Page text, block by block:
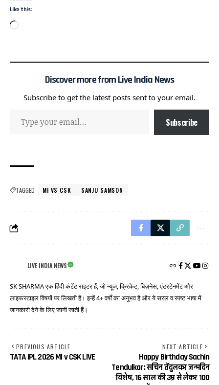
Like this:
Discover more from Live India News
Subscribe to get the latest posts sent to your email.
Subscribe
TAGGED: MI VS CSK SANJU SAMSON
LIVE INDIA NEWS
SK SHARMA एक हिंदी कंटेंट राइटर हैं, जो न्यूज, क्रिकेट, बिज़नेस, एंटरटेनमेंट और
लाइफस्टाइल विषयों पर लिखती हैं। इन्हें 4+ वर्षों का अनुभव है और ये सरल व स्पष्ट भाषा में
जानकारी देने के लिए जानी जाती हैं।
PREVIOUS ARTICLE
TATA IPL 2026 MI v CSK LIVE
NEXT ARTICLE
Happy Birthday Sachin
Tendulkar: सचिन तेंदुलकर जन्मदिन
विशेष, 16 साल की उम्र से लेकर 100